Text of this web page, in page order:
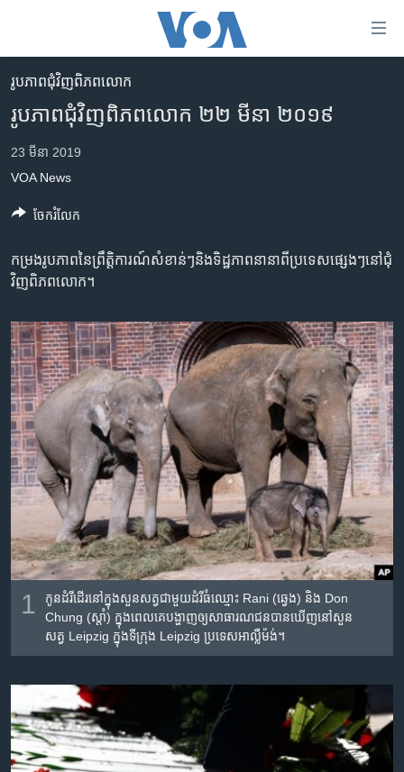
គេហទំព័រ​
រំលង​
និង​
ទំព័រ​
តែ​
ម្តង
និង​
ចូល​
ទៅ​
ទំព័រ​
រចនា
សម្ព័ន្ធ​
រំលង​
និង​
ចូល​
កាន់​
ទំព័រ​
ស្វែង​
កម្ពុជា
អន្តរជាតិ
អាមេរិក
ហេឡូវីអូអេ
កម្ពុជាច្នៃប្រតិដ្ឋ
ព្រឹត្តិការណ៍ព័ត៌មាន
ទូរទស្សន៍ / វីដេអូ​
វិទ្យុ / ផតខាសថ៍
កម្មវិធីទាំងអស់
Khmer English
បណ្តាញ​សង្គម
ភាសា
រូបភាព​ជុំ​វិញ​ពិភពលោក
រូបភាព​ជុំវិញ​ពិភពលោក ២២ មីនា ២០១៩
23 មីនា 2019
VOA News
កម្រង​រូប​ភាព​នៃ​ព្រឹត្តិការណ៍​សំខាន់ៗ​និង​ទិដ្ឋភាព​នានា​ពី​ប្រទេស​ផ្សេងៗ​នៅ​ជុំ​
វិញ​ពិភព​លោក។
1
កូន​ដំរី​ដើរ​នៅ​ក្នុង​សួន​សត្វ​ជាមួយដំរី​ធំ​​ឈ្មោះ Rani (ឆ្វេង) និង​ Don
Chung (ស្ដាំ) ក្នុង​ពេល​គេ​បង្ហាញ​ឲ្យ​សាធារណជន​បានឃើញ​នៅ​សួន​
សត្វ Leipzig ក្នុង​ទីក្រុង Leipzig ប្រទេស​អាល្លឺម៉ង់។
ចែករំលែក